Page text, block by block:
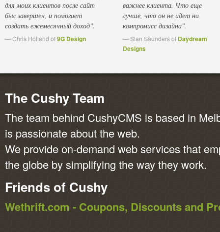
для моих клиентов после сайт
был завершен, и помогает
создать ежемесячный доход".
— Chris Holland of9G Design
важнее клиента. Что еще
лучше, что он не идет на
компромисс дизайна".
— Sian Saunders of Daydream
Designs
The Cushy Team
The team behind CushyCMS is based in
is passionate about the web.
We provide on-demand web services that
the globe by simplifying the way they work.
Friends of Cushy
Wethrift.com - Coupons, Discounts and